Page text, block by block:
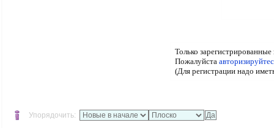
Только
Пожалуйста
(Для регистрации надо
Упорядочить: